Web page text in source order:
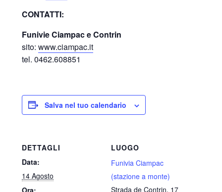
CONTATTI:
Funivie Ciampac e Contrin
sito: www.ciampac.it
tel. 0462.608851
Salva nel tuo calendario
DETTAGLI
Data:
14 Agosto
Ora:
LUOGO
Funivia Ciampac
(stazione a monte)
Strada de Contrin, 17